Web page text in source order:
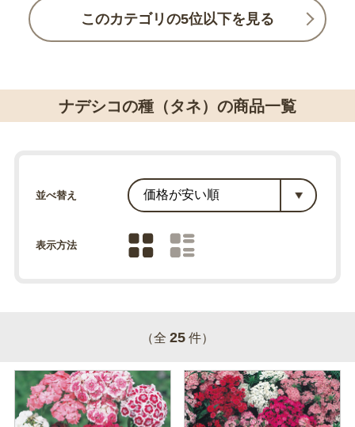
このカテゴリの5位以下を見る
ナデシコの種（タネ）の商品一覧
並べ替え
表示方法
（全 25 件）